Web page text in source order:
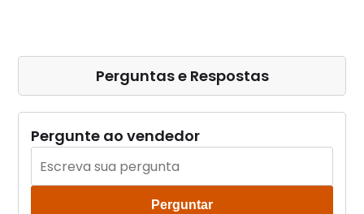
Perguntas e Respostas
Pergunte ao vendedor
Perguntar